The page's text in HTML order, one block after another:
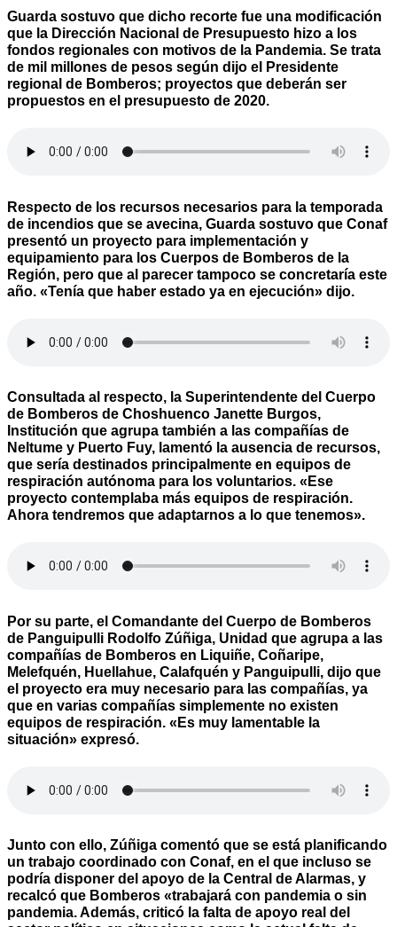
Guarda sostuvo que dicho recorte fue una modificación
que la Dirección Nacional de Presupuesto hizo a los
fondos regionales con motivos de la Pandemia. Se trata
de mil millones de pesos según dijo el Presidente
regional de Bomberos; proyectos que deberán ser
propuestos en el presupuesto de 2020.
Respecto de los recursos necesarios para la temporada
de incendios que se avecina, Guarda sostuvo que Conaf
presentó un proyecto para implementación y
equipamiento para los Cuerpos de Bomberos de la
Región, pero que al parecer tampoco se concretaría este
año. «Tenía que haber estado ya en ejecución» dijo.
Consultada al respecto, la Superintendente del Cuerpo
de Bomberos de Choshuenco Janette Burgos,
Institución que agrupa también a las compañías de
Neltume y Puerto Fuy, lamentó la ausencia de recursos,
que sería destinados principalmente en equipos de
respiración autónoma para los voluntarios. «Ese
proyecto contemplaba más equipos de respiración.
Ahora tendremos que adaptarnos a lo que tenemos».
Por su parte, el Comandante del Cuerpo de Bomberos
de Panguipulli Rodolfo Zúñiga, Unidad que agrupa a las
compañías de Bomberos en Liquiñe, Coñaripe,
Melefquén, Huellahue, Calafquén y Panguipulli, dijo que
el proyecto era muy necesario para las compañías, ya
que en varias compañías simplemente no existen
equipos de respiración. «Es muy lamentable la
situación» expresó.
Junto con ello, Zúñiga comentó que se está planificando
un trabajo coordinado con Conaf, en el que incluso se
podría disponer del apoyo de la Central de Alarmas, y
recalcó que Bomberos «trabajará con pandemia o sin
pandemia. Además, criticó la falta de apoyo real del